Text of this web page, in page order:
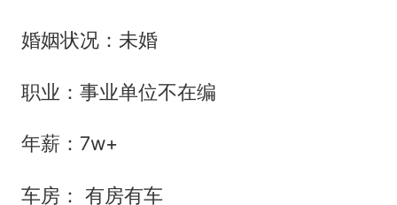
婚姻状况：未婚
职业：事业单位不在编
年薪：7w+
车房： 有房有车